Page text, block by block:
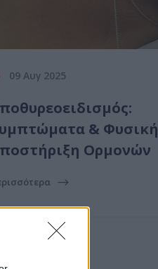
09 Αυγ 2025
& Φυσική
Ορμονών